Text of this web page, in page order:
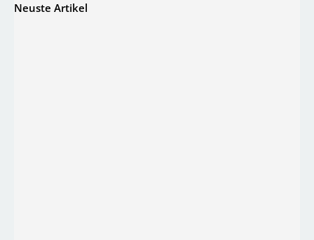
Neuste Artikel